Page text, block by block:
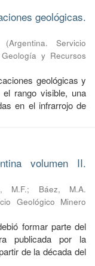
geológicas.
(Argentina. Servicio
y Recursos
geológicas y
rango visible, una
en el infrarrojo de
volumen II.
M.F.; Báez, M.A.
Geológico Minero
formar parte del
publicada por la
de la década del